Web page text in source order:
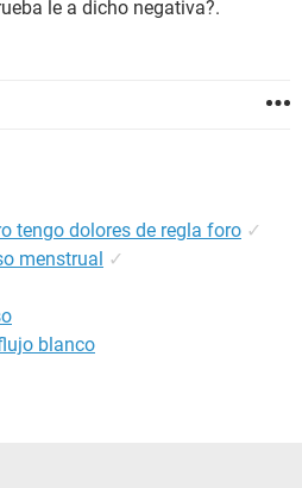
le a dicho negativa?.
tengo dolores de regla foro ✓
menstrual ✓
blanco